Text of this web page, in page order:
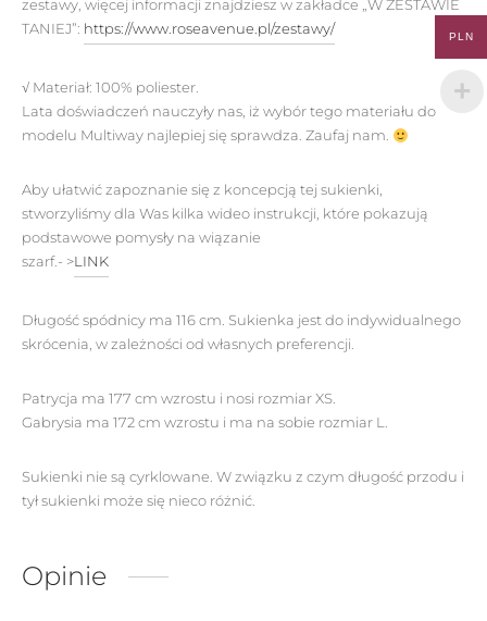
zestawy, więcej informacji znajdziesz w zakładce „W ZESTAWIE
TANIEJ”: https://www.roseavenue.pl/zestawy/
√ Materiał: 100% poliester.
Lata doświadczeń nauczyły nas, iż wybór tego materiału do
modelu Multiway najlepiej się sprawdza. Zaufaj nam.
Aby ułatwić zapoznanie się z koncepcją tej sukienki,
stworzyliśmy dla Was kilka wideo instrukcji, które pokazują
podstawowe pomysły na wiązanie
szarf.- >LINK
Długość spódnicy ma 116 cm. Sukienka jest do indywidualnego
skrócenia, w zależności od własnych preferencji.
Patrycja ma 177 cm wzrostu i nosi rozmiar XS.
Gabrysia ma 172 cm wzrostu i ma na sobie rozmiar L.
Sukienki nie są cyrklowane. W związku z czym długość przodu i
tył sukienki może się nieco różnić.
Opinie
PLN